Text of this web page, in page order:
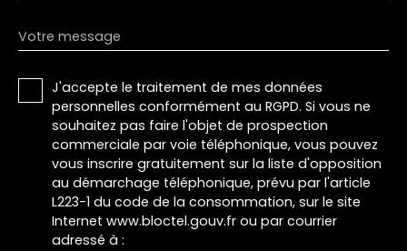
Votre message
J'accepte le traitement de mes données
personnelles conformément au RGPD. Si vous ne
souhaitez pas faire l'objet de prospection
commerciale par voie téléphonique, vous pouvez
vous inscrire gratuitement sur la liste d'opposition
au démarchage téléphonique, prévu par l'article
L223-1 du code de la consommation, sur le site
Internet www.bloctel.gouv.fr ou par courrier
adressé à :